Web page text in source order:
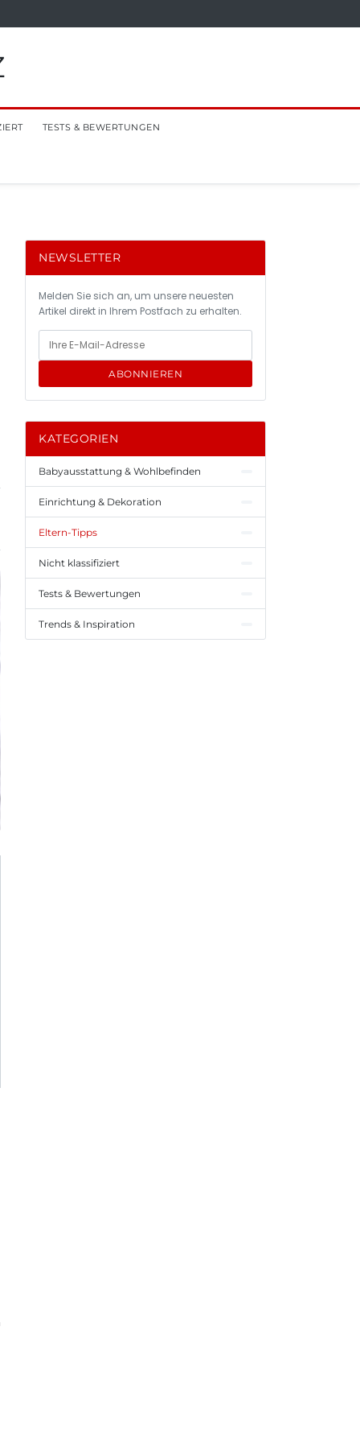
TESTS & BEWERTUNGEN
NEWSLETTER
Melden Sie sich an, um unsere neuesten
Artikel direkt in Ihrem Postfach zu erhalten.
ABONNIEREN
KATEGORIEN
Babyausstattung & Wohlbefinden
Einrichtung & Dekoration
Eltern-Tipps
Nicht klassifiziert
Tests & Bewertungen
Trends & Inspiration